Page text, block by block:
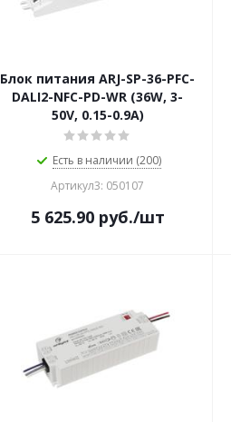
Блок питания ARJ-SP-36-PFC-
DALI2-NFC-PD-WR (36W, 3-
50V, 0.15-0.9A)
Есть в наличии (200)
Артикул3: 050107
5 625.90руб./шт